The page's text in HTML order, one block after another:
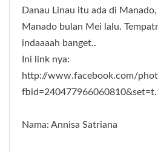
Danau Linau itu ada di
Manado bulan Mei lalu.
indaaaah banget..
Ini link nya:
http://www.facebook.com/
Nama: Annisa Satriana